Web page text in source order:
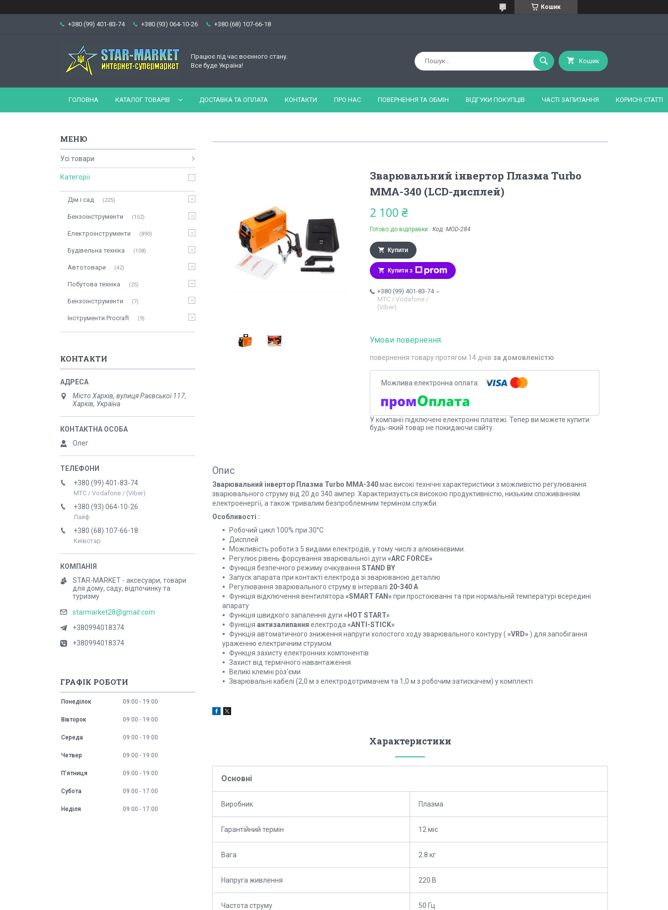
Кошик
+380 (99) 401-83-74 +380 (93) 064-10-26 +380 (68) 107-66-18
Працює під час воєнного стану.
Все буде Україна!
Кошик
ГОЛОВНА КАТАЛОГ ТОВАРІВ ДОСТАВКА ТА ОПЛАТА КОНТАКТИ ПРО НАС ПОВЕРНЕННЯ ТА ОБМІН ВІДГУКИ ПОКУПЦІВ ЧАСТІ ЗАПИТАННЯ КОРИСНІ СТАТТІ
Зварювальний інвертор Плазма Turbo
ММА-340 (LCD-дисплей)
2 100 ₴
Готово до відправки Код: MOD-284
Купити
Купити з
+380 (99) 401-83-74
МТС / Vodafone /
(Viber)
повернення товару протягом 14 днів за домовленістю
У компанії підключені електронні платежі. Тепер ви можете купити
будь-який товар не покидаючи сайту.
Опис
Зварювальний інвертор Плазма Turbo ММА-340має високі технічні характеристики з можливістю регулювання
зварювального струму від 20 до 340 ампер. Характеризується високою продуктивністю, низьким споживанням
електроенергії, а також тривалим безпроблемним терміном служби.
Особливості :
Робочий цикл 100% при 30°С
Дисплей
Можливість роботи з 5 видами електродів, у тому числі з алюмінієвими.
Регулює рівень форсування зварювальної дуги «ARC FORCE»
Функція безпечного режиму очікування STAND BY
Запуск апарата при контакті електрода зі зварюваною деталлю
Регулювання зварювального струму в інтервалі 20-340 А
Функція відключення вентилятора «SMART FAN»при простоюванні та при нормальній температурі всередині
апарату
Функція швидкого запалення дуги «HOT START»
Функція антизалипання електрода «ANTI-STICK»
Функція автоматичного зниження напруги холостого ходу зварювального контуру («VRD») для запобігання
ураженню електричним струмом
Функція захисту електронних компонентів
Захист від термічного навантаження
Великі клемні роз'єми
Зварювальні кабелі (2,0 м з електродотримачем та 1,0 м з робочим затискачем) у комплекті
Характеристики
Основні
Виробник Плазма
Гарантійний термін 12 міс
Вага 2.8 кг
Напруга живлення 220 В
Частота струму 50 Гц
Усі товари
Категорії
Дім і сад 225
Бензоінструменти 152
Електроінструменти 890
Будівельна техніка 108
Автотовари 42
Побутова техніка 25
Бензоінструменти 7
Інструменти Procraft 9
КОНТАКТИ
Місто Харків, вулиця Раєвської 117,
Харків, Україна
Олег
+380 (99) 401-83-74
МТС / Vodafone / (Viber)
+380 (93) 064-10-26
Лайф
+380 (68) 107-66-18
Київстар
STAR-MARKET - аксесуари, товари
для дому, саду, відпочинку та
туризму
starmarket28@gmail.com
+380994018374
+380994018374
ГРАФІК РОБОТИ
Понеділок 09:00 19:00
Вівторок 09:00 19:00
Середа 09:00 19:00
Четвер 09:00 19:00
Пʼятниця 09:00 19:00
Субота 09:00 17:00
Неділя 09:00 17:00